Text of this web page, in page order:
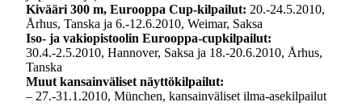
Kivääri 300 m, Eurooppa Cup-kilpailut: 20.-24.5.2010,
Århus, Tanska ja 6.-12.6.2010, Weimar, Saksa
Iso- ja vakiopistoolin Eurooppa-cupkilpailut:
30.4.-2.5.2010, Hannover, Saksa ja 18.-20.6.2010, Århus,
Tanska
Muut kansainväliset näyttökilpailut:
– 27.-31.1.2010, München, kansainväliset ilma-asekilpailut